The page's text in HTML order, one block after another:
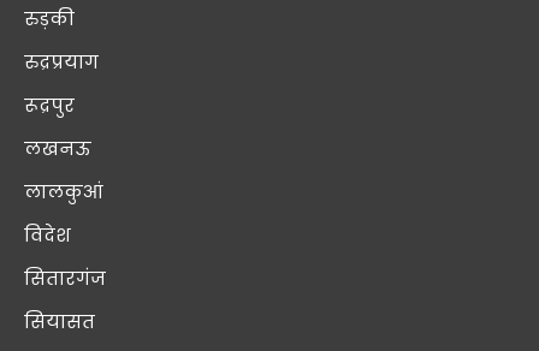
रुड़की
रुद्रप्रयाग
रूद्रपुर
लखनऊ
लालकुआं
विदेश
सितारगंज
सियासत